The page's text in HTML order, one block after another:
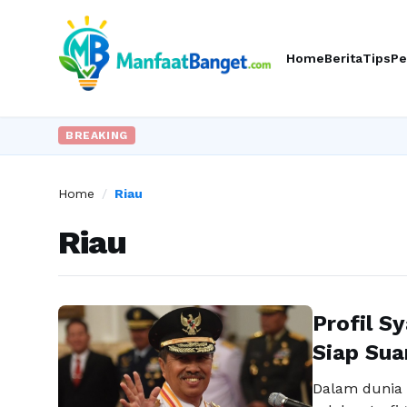
HomeBeritaTips
BREAKING
Home / Riau
Riau
Profil
Siap
Dalam